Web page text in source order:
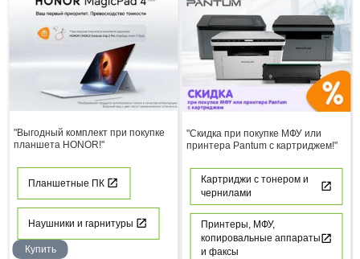
"Выгодный комплект при покупке
планшета HONOR!"
Планшетные ПК
Наушники и гарнитуры
Купить
"Скидка при покупке МФУ или
принтера Pantum с картриджем!"
Картриджи с тонером и
чернилами
Принтеры, МФУ,
копировальные аппараты
и факсы